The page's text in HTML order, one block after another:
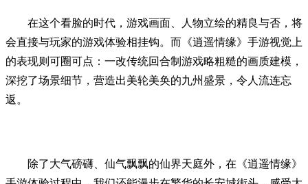
在这个看脸的时代，游戏画面、人物立绘的精良与否，将
会直接与玩家的游戏体验相挂钩。而《逍遥情缘》手游视觉上
的表现则可圈可点：一改传统回合制游戏略粗糙的画质建模，
深挖了场景细节，营造出美轮美奂的九州盛景，令人流连忘
返。
除了大气磅礴、仙气飘飘的仙界天庭外，在《逍遥情缘》